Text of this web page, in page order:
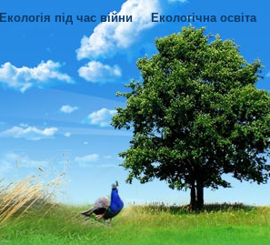
Екологія під час війни Екологічна освіта